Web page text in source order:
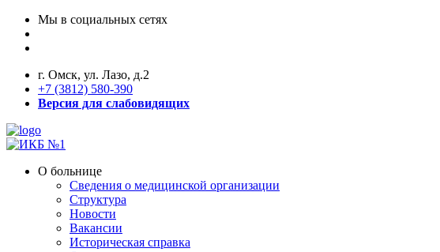
Мы в социальных сетях
г. Омск, ул. Лазо, д.2
+7 (3812) 580-390
Версия для слабовидящих
О больнице
Сведения о медицинской организации
Структура
Новости
Вакансии
Историческая справка